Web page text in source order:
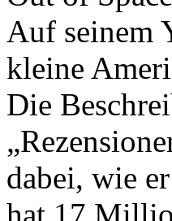
Auf seinem
kleine
Die
dabei, wie
hat 17